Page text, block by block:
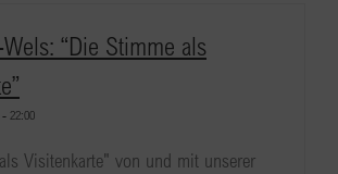
“Die Stimme als
-22:00
Visitenkarte" von und mit unserer